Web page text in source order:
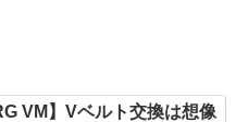
VM】Vベルト交換は想像